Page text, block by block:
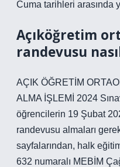
Cuma tarihleri ​​arasında
Açıköğretim
randevusu
AÇIK ÖĞRETİM
ALMA İŞLEMİ 2024
öğrencilerin 19 Şubat
randevusu almaları
sayfalarından, halk
632 numaralı MEBİM